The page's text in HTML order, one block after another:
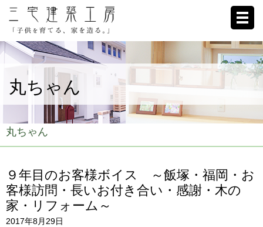
ホーム
家への想い
施工例
ブログ
リクルート
お客様の声
丸ちゃん
丸ちゃん
９年目のお客様ボイス ～飯塚・福岡・お
客様訪問・長いお付き合い・感謝・木の
家・リフォーム～
2017年8月29日